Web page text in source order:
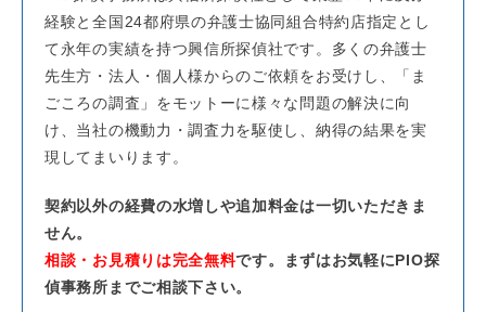
経験と全国24都府県の弁護士協同組合特約店指定とし
て永年の実績を持つ興信所探偵社です。多くの弁護士
先生方・法人・個人様からのご依頼をお受けし、「ま
ごころの調査」をモットーに様々な問題の解決に向
け、当社の機動力・調査力を駆使し、納得の結果を実
現してまいります。
契約以外の経費の水増しや追加料金は一切いただきま
せん。
相談・お見積りは完全無料です。まずはお気軽にPIO探
偵事務所までご相談下さい。